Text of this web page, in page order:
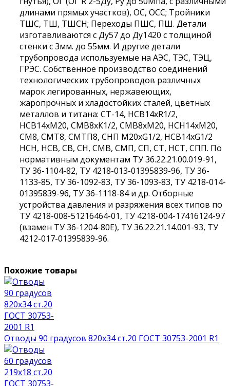
длинами прямых участков), ОС, ОСС; Тройники
ТШС, ТШ, ТШСН; Переходы ПШС, ПШ. Детали
изготавливаются с Ду57 до Ду1420 с толщиной
стенки с 3мм. до 55мм. И другие детали
трубопровода используемые на АЭС, ТЭС, ТЭЦ,
ГРЭС. Собственное производство соединений
технологических трубопроводов различных
марок легированных, нержавеющих,
жаропрочных и хладостойких сталей, цветных
металлов и титана: СТ-14, НСВ14хR1/2,
НСВ14хМ20, СМВ8хК1/2, СМВ8хМ20, НСН14хМ20,
СМ8, СМТ8, СМТП8, СНП М20хG1/2, НСВ14хG1/2
НСН, НСВ, СВ, СН, СМВ, СМП, СП, СТ, НСТ, СПП. По
нормативным документам ТУ 36.22.21.00.019-91,
ТУ 36-1104-82, ТУ 4218-013-01395839-96, ТУ 36-
1133-85, ТУ 36-1092-83, ТУ 36-1093-83, ТУ 4218-014-
01395839-96, ТУ 36-1118-84 и др. Отборные
устройства давления и разряжения всех типов по
ТУ 4218-008-51216464-01, ТУ 4218-004-17416124-97
(взамен ТУ 36-1204-80Е), ТУ 36.22.21.14.001-93, ТУ
4212-017-01395839-96.
Похожие товары
Отводы 90 градусов 820х34 ст.20 ГОСТ 30753-2001 R1